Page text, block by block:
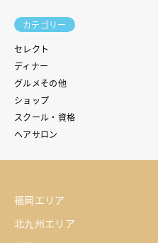
カテゴリー
セレクト
ディナー
グルメその他
ショップ
スクール・資格
ヘアサロン
福岡エリア
北九州エリア